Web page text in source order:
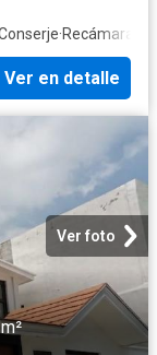
·Recámara
Ver en detalle
Ver foto